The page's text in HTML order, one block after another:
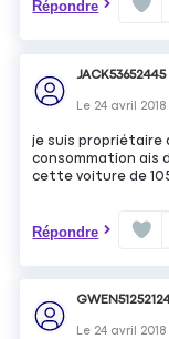
Répondre
JACK53652445
Le 24 avril 2018
je suis propriétaire
consommation ais
cette voiture de
Répondre
Le 24 avril 2018